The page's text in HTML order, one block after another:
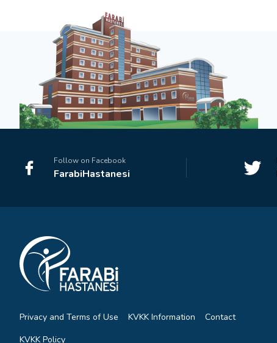
Follow on Facebook
FarabiHastanesi
Privacy and Terms of Use KVKK Information
Contact
KVKK Policy